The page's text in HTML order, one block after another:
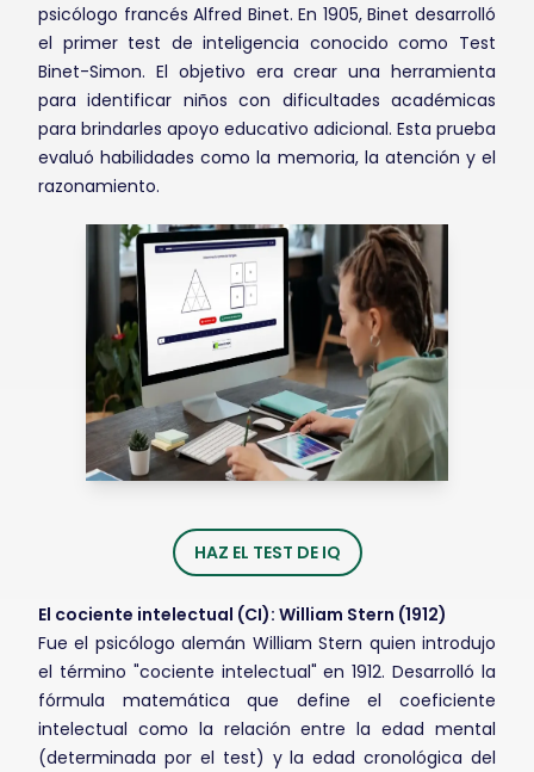
psicólogo francés Alfred Binet. En 1905, Binet desarrolló
el primer test de inteligencia conocido como Test
Binet-Simon. El objetivo era crear una herramienta
para identificar niños con dificultades académicas
para brindarles apoyo educativo adicional. Esta prueba
evaluó habilidades como la memoria, la atención y el
razonamiento.
HAZ EL TEST DE IQ
El cociente intelectual (CI): William Stern (1912)
Fue el psicólogo alemán William Stern quien introdujo
el término "cociente intelectual" en 1912. Desarrolló la
fórmula matemática que define el coeficiente
intelectual como la relación entre la edad mental
(determinada por el test) y la edad cronológica del